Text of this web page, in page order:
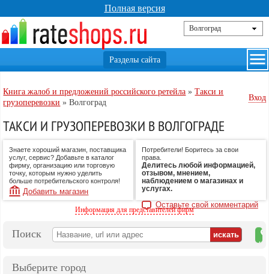
Полная версия
Книга жалоб и предложений российского ретейла »Такси и
грузоперевозки »Волгоград
Вход
ТАКСИ И ГРУЗОПЕРЕВОЗКИ В ВОЛГОГРАДЕ
Знаете хороший магазин, поставщика
услуг, сервис? Добавьте в каталог
фирму, организацию или торговую
точку, которым нужно уделить
больше потребительского контроля!
Добавить магазин
Потребители! Боритесь за свои
права.
Делитесь любой информацией,
отзывом, мнением,
наблюдением о магазинах и
услугах.
Оставьте свой комментарий
Информация для представителей фирм
Поиск
на
Выберите город